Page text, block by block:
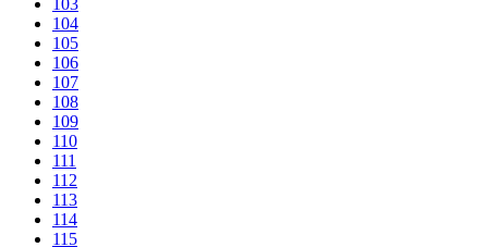
103
104
105
106
107
108
109
110
111
112
113
114
115